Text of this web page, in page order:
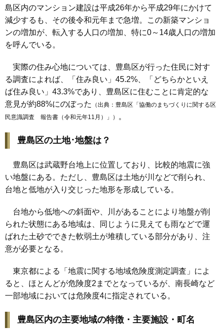
島区内のマンション建設は平成26年から平成29年にかけて
減少するも、その後令和元年まで急増。この新築マンショ
ンの増加が、転入する人口の増加、特に0～14歳人口の増加
を呼んでいる。
実際の住み心地については、豊島区が行った住民に対す
る調査によれば、「住み良い」45.2%、「どちらかといえ
ば住み良い」43.3%であり、豊島区に住むことに肯定的な
意見が約88%にのぼった
（出典： 豊島区「協働のまちづくりに関する区
民意識調査 報告書（令和元年11月）」
） 。
豊島区の土地･地盤は？
豊島区は武蔵野台地上に位置しており、比較的地震に強
い地盤にある。ただし、豊島区は土地が川などで削られ、
台地と低地が入り交じった地形を形成している。
台地から低地への斜面や、川があることにより地盤が削
られた状態にある地域は、同じように見えても雨などで運
ばれた土砂でできた軟弱土が堆積している部分があり、注
意が必要となる。
東京都による「地震に関する地域危険度測定調査」によ
ると、ほとんどが危険度2までとなっているが、南長崎など
一部地域においては危険度4に指定されている。
豊島区内の主要地域の特徴・主要施設・町名